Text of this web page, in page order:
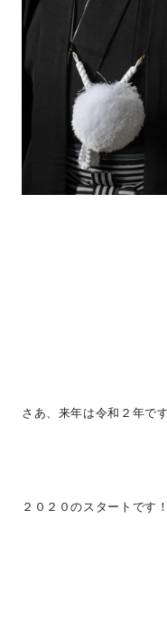
さあ、来年は令和２年です
２０２０のスタートです